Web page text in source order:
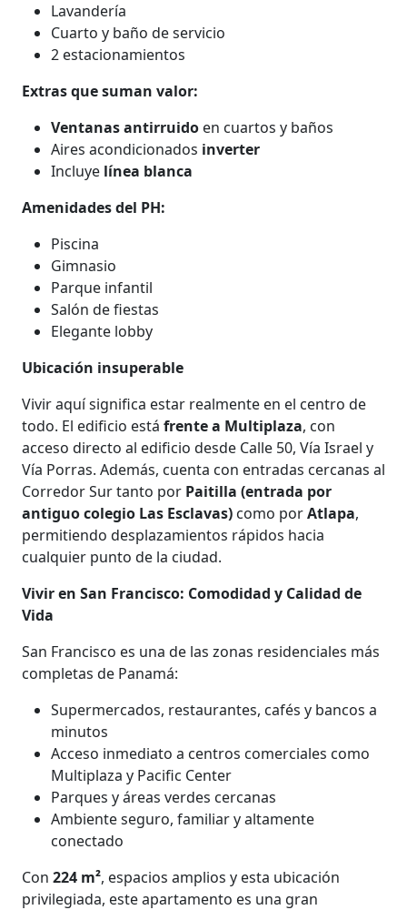
Lavandería
Cuarto y baño de servicio
2 estacionamientos
Extras que suman valor:
Ventanas antirruido en cuartos y baños
Aires acondicionados inverter
Incluye línea blanca
Amenidades del PH:
Piscina
Gimnasio
Parque infantil
Salón de fiestas
Elegante lobby
Ubicación insuperable
Vivir aquí significa estar realmente en el centro de
todo. El edificio está frente a Multiplaza, con
acceso directo al edificio desde Calle 50, Vía Israel y
Vía Porras. Además, cuenta con entradas cercanas al
Corredor Sur tanto por Paitilla (entrada por
antiguo colegio Las Esclavas) como porAtlapa,
permitiendo desplazamientos rápidos hacia
cualquier punto de la ciudad.
Vivir en San Francisco: Comodidad y Calidad de
Vida
San Francisco es una de las zonas residenciales más
completas de Panamá:
Supermercados, restaurantes, cafés y bancos a
minutos
Acceso inmediato a centros comerciales como
Multiplaza y Pacific Center
Parques y áreas verdes cercanas
Ambiente seguro, familiar y altamente
conectado
Con 224 m², espacios amplios y esta ubicación
privilegiada, este apartamento es una gran